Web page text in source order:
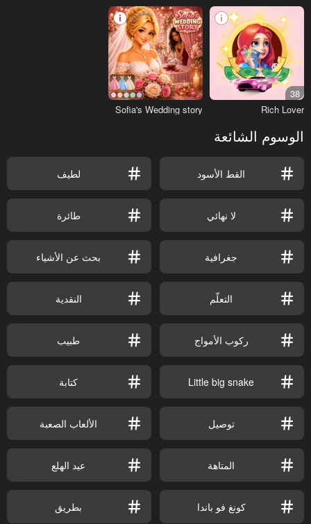
38
Rich Lover
Sofia's Wedding story
الوسوم الشائعة
القط الأسود لطيف
لا نهائي طائرة
جغرافية بحث عن الأشياء
التعلّم النقدية
ركوب الأمواج طبيب
Little big snake كتابة
توصيل الألعاب الصعبة
المتاهة عيد الهلع
كونغ فو باندا بطريق